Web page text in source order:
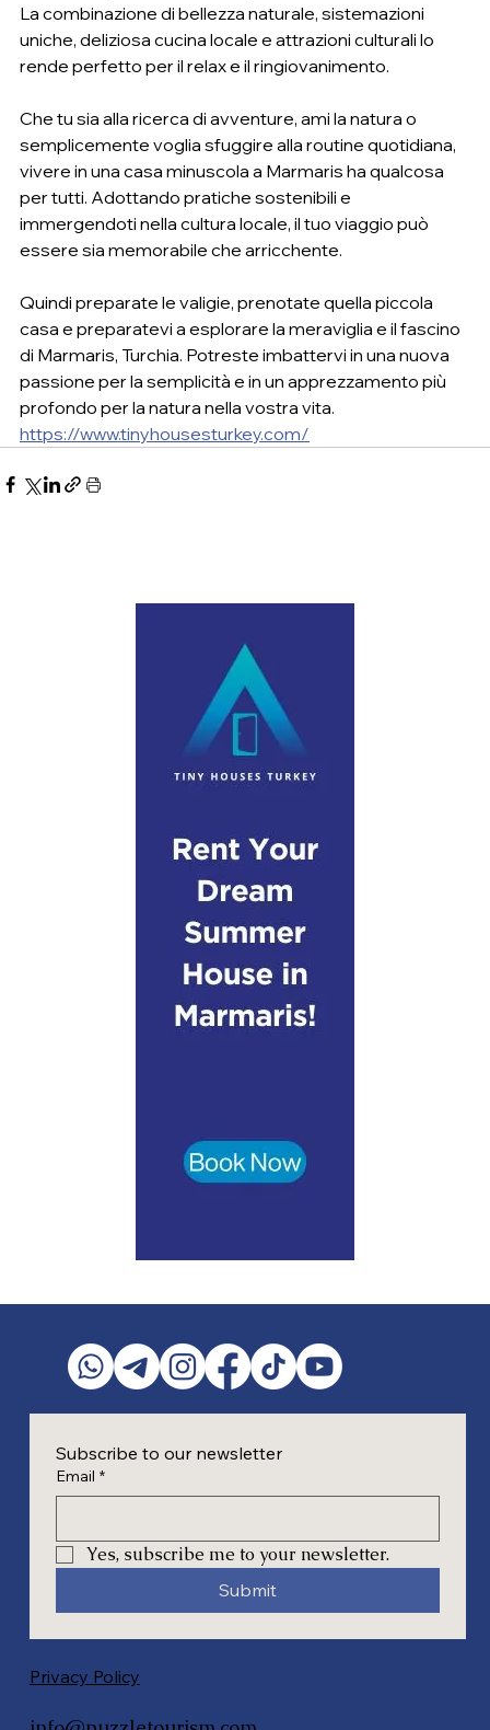
La combinazione di bellezza naturale, sistemazioni
uniche, deliziosa cucina locale e attrazioni culturali lo
rende perfetto per il relax e il ringiovanimento.
Che tu sia alla ricerca di avventure, ami la natura o
semplicemente voglia sfuggire alla routine quotidiana,
vivere in una casa minuscola a Marmaris ha qualcosa
per tutti. Adottando pratiche sostenibili e
immergendoti nella cultura locale, il tuo viaggio può
essere sia memorabile che arricchente.
Quindi preparate le valigie, prenotate quella piccola
casa e preparatevi a esplorare la meraviglia e il fascino
di Marmaris, Turchia. Potreste imbattervi in ​​una nuova
passione per la semplicità e in un apprezzamento più
profondo per la natura nella vostra vita.
https://www.tinyhousesturkey.com/
Subscribe to our newsletter
Email *
Yes, subscribe me to your newsletter.
Submit
Privacy Policy